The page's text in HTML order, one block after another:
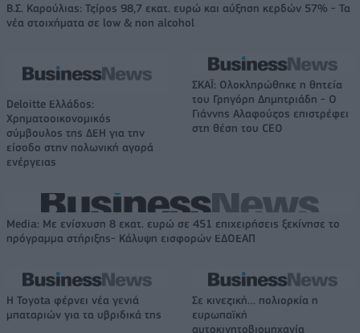
Β.Σ. Καρούλιας: Τζίρος 98,7 εκατ. ευρώ και αύξηση κερδών 57% - Τα
νέα στοιχήματα σε low & non alcohol
Deloitte Ελλάδος:
Χρηματοοικονομικός
σύμβουλος της ΔΕΗ για την
είσοδο στην πολωνική αγορά
ενέργειας
ΣΚΑΪ: Ολοκληρώθηκε η θητεία
του Γρηγόρη Δημητριάδη - Ο
Γιάννης Αλαφούζος επιστρέφει
στη θέση του CEO
Media: Με ενίσχυση 8 εκατ. ευρώ σε 451 επιχειρήσεις ξεκίνησε το
πρόγραμμα στήριξης- Κάλυψη εισφορών ΕΔΟΕΑΠ
Η Toyota φέρνει νέα γενιά
μπαταριών για τα υβριδικά της
Σε κινεζική… πολιορκία η
ευρωπαϊκή
αυτοκινητοβιομηχανία